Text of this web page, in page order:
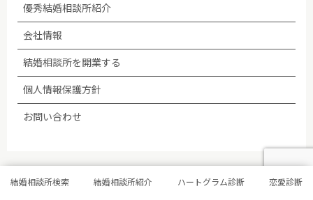
■個人情報保護方針への内容についての問い合わせ先
株式会社BIU 苦情・相談窓口
TEL：03-5348-3501
2005年04月01日制定
2009年07月02日改訂
結婚相談所検索 結婚相談所紹介 ハートグラム診断 恋愛診断
優秀結婚相談所紹介
会社情報
結婚相談所を開業する
個人情報保護方針
お問い合わせ